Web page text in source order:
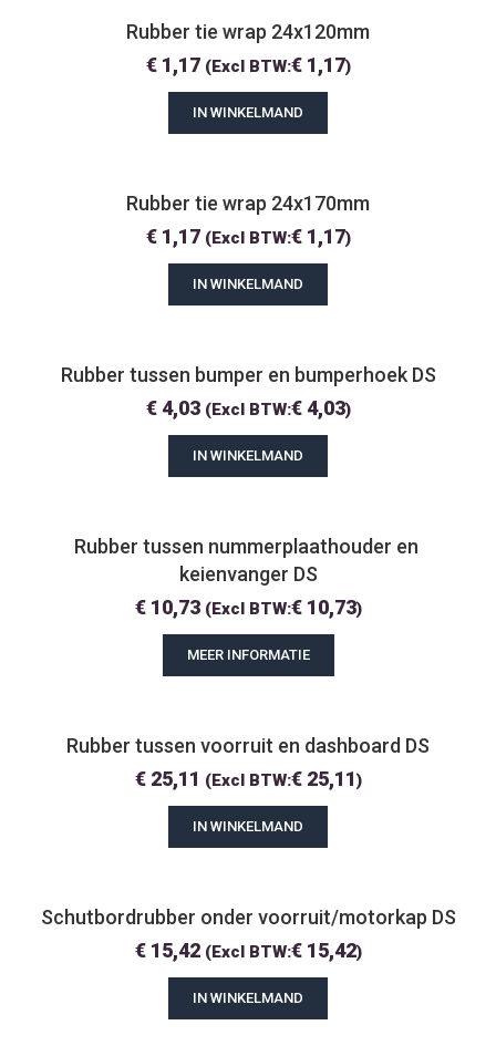
Rubber tie wrap 24x120mm
€1,17 (Excl BTW:€1,17)
IN WINKELMAND
Rubber tie wrap 24x170mm
€1,17 (Excl BTW:€1,17)
IN WINKELMAND
Rubber tussen bumper en bumperhoek DS
€4,03 (Excl BTW:€4,03)
IN WINKELMAND
Rubber tussen nummerplaathouder en
keienvanger DS
€10,73 (Excl BTW:€10,73)
MEER INFORMATIE
Rubber tussen voorruit en dashboard DS
€25,11 (Excl BTW:€25,11)
IN WINKELMAND
Schutbordrubber onder voorruit/motorkap DS
€15,42 (Excl BTW:€15,42)
IN WINKELMAND